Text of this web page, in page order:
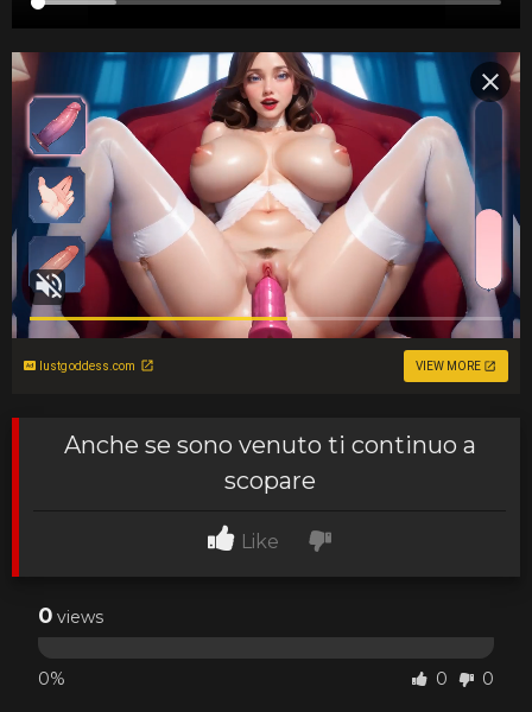
lustgoddess.com VIEW MORE
Anche se sono venuto ti continuo a
scopare
Like
0 views
0% 0 0